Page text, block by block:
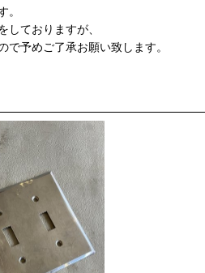
。
しておりますが、
予めご了承お願い致します。